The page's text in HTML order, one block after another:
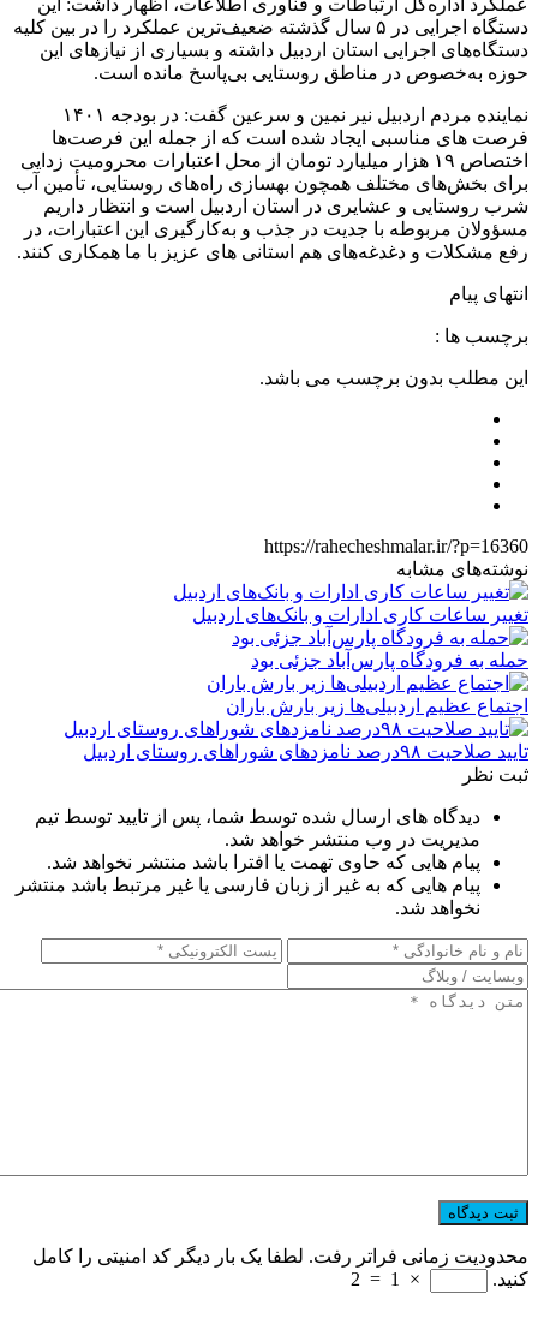
عملکرد اداره‌کل ارتباطات و فناوری اطلاعات، اظهار داشت: این
دستگاه اجرایی در ۵ سال گذشته ضعیف‌ترین عملکرد را در بین کلیه
دستگاه‌های اجرایی استان اردبیل داشته و بسیاری از نیازهای این
حوزه به‌خصوص در مناطق روستایی بی‌پاسخ مانده است.
نماینده مردم اردبیل نیر نمین و سرعین گفت: در بودجه ۱۴۰۱
فرصت های مناسبی ایجاد شده است که از جمله این فرصت‌ها
اختصاص ۱۹ هزار میلیارد تومان از محل اعتبارات محرومیت زدایی
برای بخش‌های مختلف همچون بهسازی راه‌های روستایی، تأمین آب
شرب روستایی و عشایری در استان اردبیل است و انتظار داریم
مسؤولان مربوطه با جدیت در جذب و به‌کارگیری این اعتبارات، در
رفع مشکلات و دغدغه‌های هم استانی های عزیز با ما همکاری کنند.
انتهای پیام
برچسب ها :
این مطلب بدون برچسب می باشد.
https://rahecheshmalar.ir/?p=16360
نوشته‌های مشابه
تغییر ساعات کاری ادارات و بانک‌های اردبیل
حمله به فرودگاه پارس‌‌آباد جزئی بود
اجتماع عظیم اردبیلی‌ها زیر بارش باران
تایید صلاحیت ۹۸درصد نامزدهای شوراهای روستای اردبیل
ثبت نظر
دیدگاه های ارسال شده توسط شما، پس از تایید توسط تیم
مدیریت در وب منتشر خواهد شد.
پیام هایی که حاوی تهمت یا افترا باشد منتشر نخواهد شد.
پیام هایی که به غیر از زبان فارسی یا غیر مرتبط باشد منتشر
نخواهد شد.
محدودیت زمانی فراتر رفت. لطفا یک بار دیگر کد امنیتی را کامل
کنید.
×
1
=
2